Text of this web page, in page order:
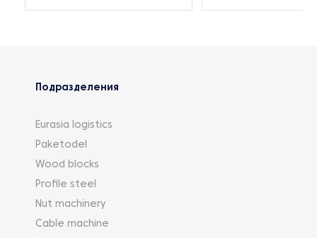
Подразделения
Eurasia logistics
Paketodel
Wood blocks
Profile steel
Nut machinery
Cable machine